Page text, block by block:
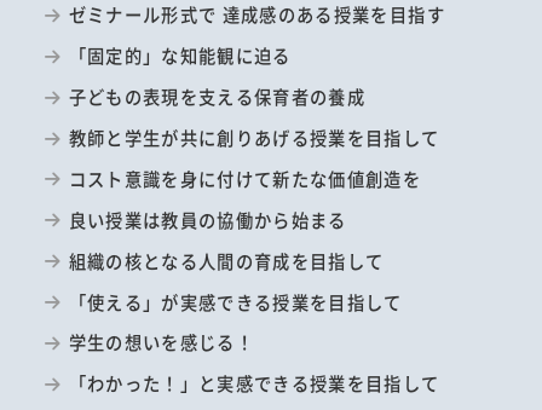
ゼミナール形式で 達成感のある授業を目指す
「固定的」な知能観に迫る
子どもの表現を支える保育者の養成
教師と学生が共に創りあげる授業を目指して
コスト意識を身に付けて新たな価値創造を
良い授業は教員の協働から始まる
組織の核となる人間の育成を目指して
「使える」が実感できる授業を目指して
学生の想いを感じる！
「わかった！」と実感できる授業を目指して